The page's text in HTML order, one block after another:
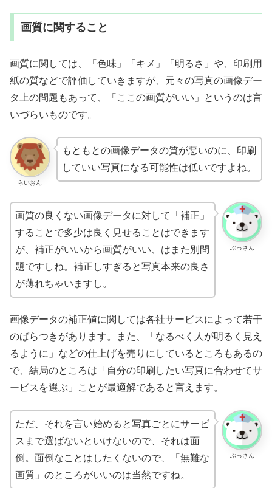
画質に関すること
画質に関しては、「色味」「キメ」「明るさ」や、印刷用
紙の質などで評価していきますが、元々の写真の画像デー
タ上の問題もあって、「ここの画質がいい」というのは言
いづらいものです。
らいおん
もともとの画像データの質が悪いのに、印刷
していい写真になる可能性は低いですよね。
ぶっさん
画質の良くない画像データに対して「補正」
することで多少は良く見せることはできます
が、補正がいいから画質がいい、はまた別問
題ですしね。補正しすぎると写真本来の良さ
が薄れちゃいますし。
画像データの補正値に関しては各社サービスによって若干
のばらつきがあります。また、「なるべく人が明るく見え
るように」などの仕上げを売りにしているところもあるの
で、結局のところは「自分の印刷したい写真に合わせてサ
ービスを選ぶ」ことが最適解であると言えます。
ぶっさん
ただ、それを言い始めると写真ごとにサービ
スまで選ばないといけないので、それは面
倒。面倒なことはしたくないので、「無難な
画質」のところがいいのは当然ですね。